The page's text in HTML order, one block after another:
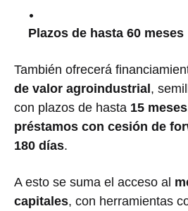
Plazos de hasta 60 meses
También ofrecerá
de valor agroindustrial,
con plazos de hasta 15 meses
préstamos con cesión de
180 días.
A esto se suma el acceso al
capitales, con herramientas